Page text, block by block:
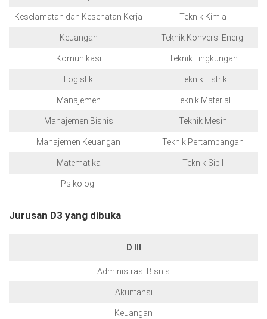
Keselamatan dan Kesehatan Kerja Teknik Kimia
Keuangan Teknik Konversi Energi
Komunikasi Teknik Lingkungan
Logistik Teknik Listrik
Manajemen Teknik Material
Manajemen Bisnis Teknik Mesin
Manajemen Keuangan Teknik Pertambangan
Matematika Teknik Sipil
Psikologi
Jurusan D3 yang dibuka
D III
Administrasi Bisnis
Akuntansi
Keuangan